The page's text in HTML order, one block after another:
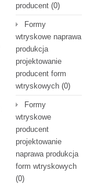
producent (0)
Formy
wtryskowe naprawa
produkcja
projektowanie
producent form
wtryskowych (0)
Formy
wtryskowe
producent
projektowanie
naprawa produkcja
form wtryskowych
(0)